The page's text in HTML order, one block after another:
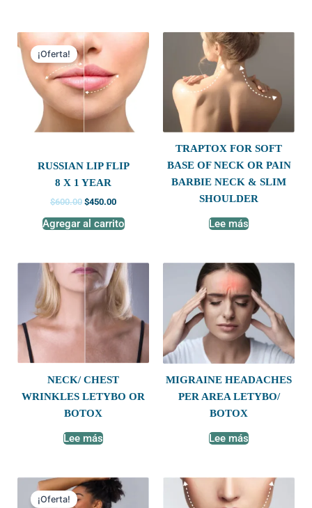
¡Oferta!
RUSSIAN LIP FLIP
8 X 1 YEAR
$600.00
Original
price
was:
$600.00.
$450.00
price
$450.00.
Agregar al carrito
TRAPTOX FOR SOFT
BASE OF NECK OR PAIN
BARBIE NECK & SLIM
SHOULDER
Lee más
NECK/ CHEST
WRINKLES LETYBO OR
BOTOX
Lee más
MIGRAINE HEADACHES
PER AREA LETYBO/
BOTOX
Lee más
¡Oferta!
Original
price
Current
price